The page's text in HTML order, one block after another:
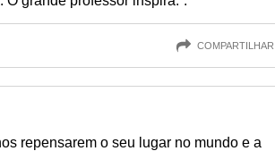
COMPARTILHAR
repensarem o seu lugar no mundo e a